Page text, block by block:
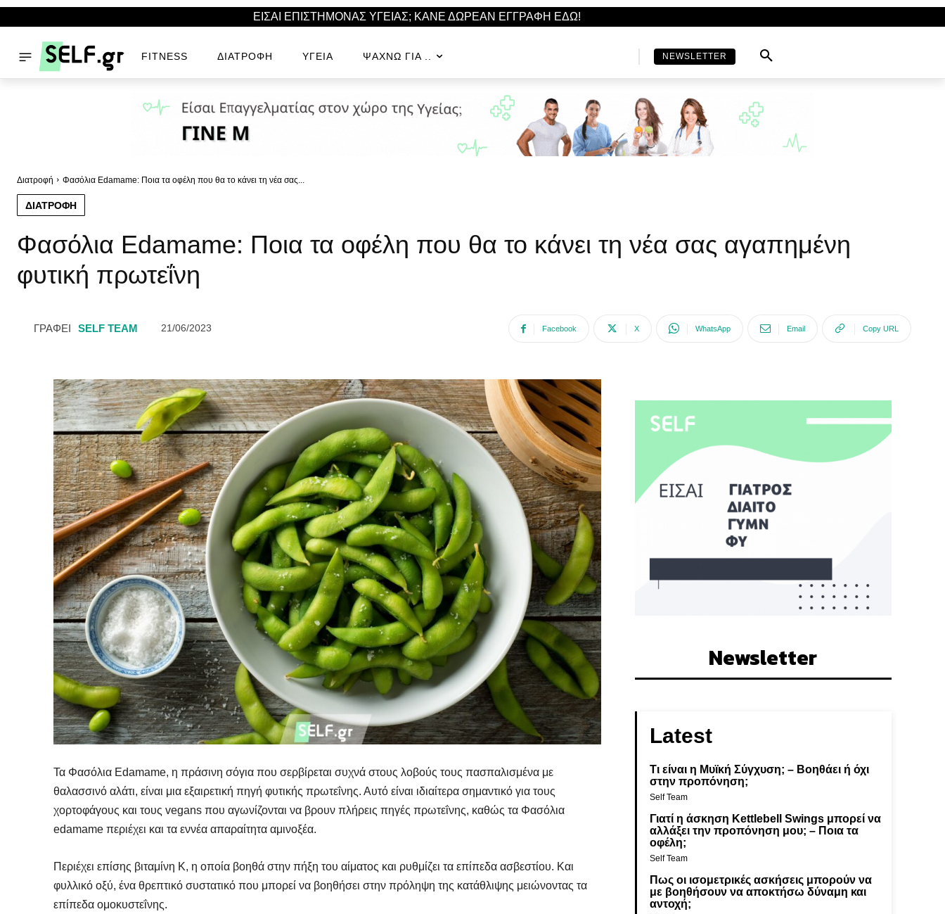
ΕΙΣΑΙ ΕΠΙΣΤΗΜΟΝΑΣ ΥΓΕΙΑΣ; ΚΑΝΕ ΔΩΡΕΑΝ ΕΓΓΡΑΦΗ ΕΔΩ!
FITNESS ΔΙΑΤΡΟΦΉ ΥΓΕΊΑ ΨΆΧΝΩ ΓΙΑ .. NEWSLETTER
Διατροφή Φασόλια Edamame: Ποια τα οφέλη που θα το κάνει τη νέα σας...
ΔΙΑΤΡΟΦΉ
Φασόλια Edamame: Ποια τα οφέλη που θα το κάνει τη νέα σας αγαπημένη
φυτική πρωτεΐνη
ΓΡΑΦΕΙ SELF TEAM 21/06/2023 Facebook X WhatsApp Email Copy URL
Τα Φασόλια Edamame, η πράσινη σόγια που σερβίρεται συχνά στους λοβούς τους πασπαλισμένα με
θαλασσινό αλάτι, είναι μια εξαιρετική πηγή φυτικής πρωτεΐνης. Αυτό είναι ιδιαίτερα σημαντικό για τους
χορτοφάγους και τους vegans που αγωνίζονται να βρουν πλήρεις πηγές πρωτεΐνης, καθώς τα Φασόλια
edamame περιέχει και τα εννέα απαραίτητα αμινοξέα.
Περιέχει επίσης βιταμίνη Κ, η οποία βοηθά στην πήξη του αίματος και ρυθμίζει τα επίπεδα ασβεστίου. Και
φυλλικό οξύ, ένα θρεπτικό συστατικό που μπορεί να βοηθήσει στην πρόληψη της κατάθλιψης μειώνοντας τα
επίπεδα ομοκυστεΐνης.
Newsletter
Latest
Τι είναι η Μυϊκή Σύγχυση; – Βοηθάει ή όχι
στην προπόνηση;
Self Team
Γιατί η άσκηση Kettlebell Swings μπορεί να
αλλάξει την προπόνηση μου; – Ποια τα
οφέλη;
Self Team
Πως οι ισομετρικές ασκήσεις μπορούν να
με βοηθήσουν να αποκτήσω δύναμη και
αντοχή;